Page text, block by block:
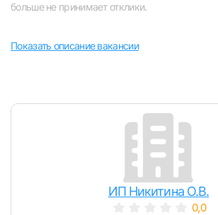
Пермь
Самара
больше не принимает отклики.
Показать описание вакансии
ИП Никитина О.В.
0,0